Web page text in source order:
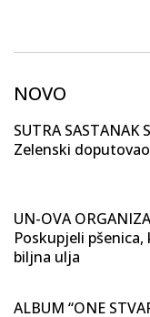
NOVO
SUTRA SASTANAK
Zelenski
UN-OVA
Poskupjeli pšenica,
biljna ulja
ALBUM “ONE